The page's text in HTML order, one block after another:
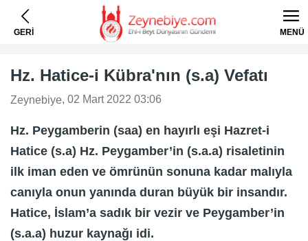
GERİ MENÜ
Hz. Hatice-i Kübra'nın (s.a) Vefatı
Zeynebiye, 02 Mart 2022 03:06
Hz. Peygamberin (saa) en hayırlı eşi Hazret-i
Hatice (s.a) Hz. Peygamber’in (s.a.a) risaletinin
ilk iman eden ve ömrünün sonuna kadar malıyla
canıyla onun yanında duran büyük bir insandır.
Hatice, İslam’a sadık bir vezir ve Peygamber’in
(s.a.a) huzur kaynağı idi.